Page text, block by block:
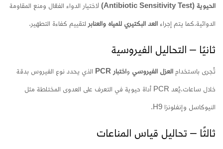
الحيوية (Antibiotic Sensitivity Test) لاختيار الدواء الفعّال ومنع المقاومة
الدوائية.كما يتم إجراء العد البكتيري للمياه والعنابر لتقييم كفاءة التطهير.
ثانيًا – التحاليل الفيروسية
تُجرى باستخدام العزل الفيروسي واختبار PCR الذي يحدد نوع الفيروس بدقة
خلال ساعات. يُعد PCR أداة حيوية في التعرف على العدوى المختلطة مثل
النيوكاسل وإنفلونزا H9.
ثالثًا – تحاليل قياس المناعات